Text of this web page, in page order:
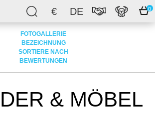
€ DE 0
FOTOGALLERIE
BEZEICHNUNG
SORTIERE NACH
BEWERTUNGEN
& MÖBEL